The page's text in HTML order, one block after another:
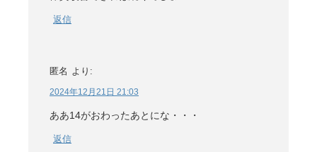
返信
匿名 より:
2024年12月21日 21:03
ああ14がおわったあとにな・・・
返信